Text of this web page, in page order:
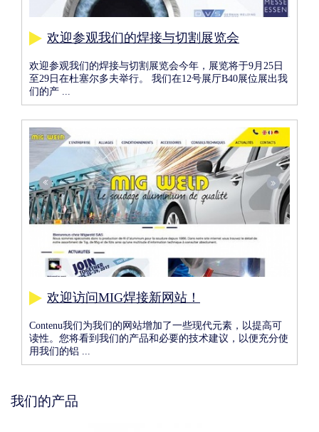
欢迎参观我们的焊接与切割展览会
more
欢迎参观我们的焊接与切割展览会今年，展览将于9月25日
至29日在杜塞尔多夫举行。 我们在12号展厅B40展位展出我
们的产 ...
Image
欢迎访问MIG焊接新网站！
more
Contenu我们为我们的网站增加了一些现代元素，以提高可
读性。您将看到我们的产品和必要的技术建议，以便充分使
用我们的铝 ...
我们的产品